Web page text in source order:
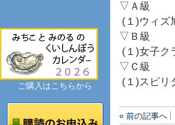
▽Ａ級
(１)ウィズ
▽Ｂ級
(１)女子ク
▽Ｃ級
(１)スピリ
« 前の記事へ
ご購入はこちらから